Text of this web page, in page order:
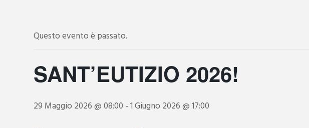
Questo evento è passato.
SANT’EUTIZIO 2026!
29 Maggio 2026 @ 08:00 -1 Giugno 2026 @ 17:00